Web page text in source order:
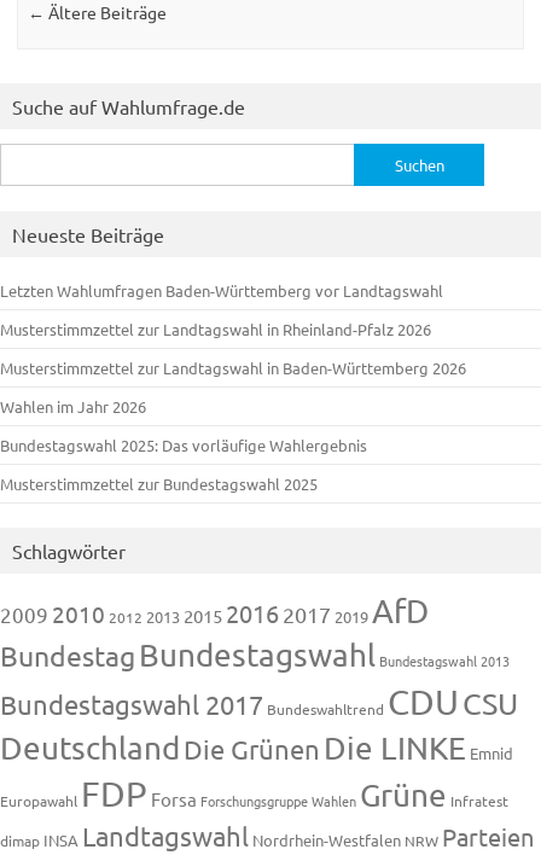
← Ältere Beiträge
Suche auf Wahlumfrage.de
nach:
Neueste Beiträge
Letzten Wahlumfragen Baden-Württemberg vor Landtagswahl
Musterstimmzettel zur Landtagswahl in Rheinland-Pfalz 2026
Musterstimmzettel zur Landtagswahl in Baden-Württemberg 2026
Wahlen im Jahr 2026
Bundestagswahl 2025: Das vorläufige Wahlergebnis
Musterstimmzettel zur Bundestagswahl 2025
Schlagwörter
2009 2010 2012 2013 2015 20162017 2019AfD
Bundestag Bundestagswahl Bundestagswahl 2013
Bundestagswahl 2017 Bundeswahltrend CDUCSU
Deutschland Die Grünen Die LINKE Emnid
Europawahl FDP Forsa Forschungsgruppe Wahlen Grüne Infratest
dimap INSA Landtagswahl Nordrhein-Westfalen NRW Parteien